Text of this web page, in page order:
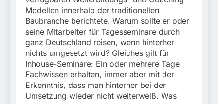
Modellen innerhalb der traditionellen
Baubranche berichtete. Warum sollte er oder
seine Mitarbeiter für Tagesseminare durch
ganz Deutschland reisen, wenn hinterher
nichts umgesetzt wird? Gleiches gilt für
Inhouse-Seminare: Ein oder mehrere Tage
Fachwissen erhalten, immer aber mit der
Erkenntnis, dass man hinterher bei der
Umsetzung wieder nicht weiterweiß. Was